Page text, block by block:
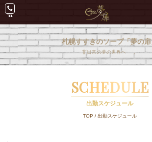
札幌すすきのソープ「夢の
非日常の夢の世界へ･･･。
SCHEDULE
出勤スケジュール
TOP / 出勤スケジュール